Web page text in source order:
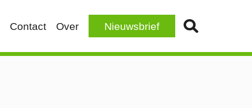
Contact Over Nieuwsbrief